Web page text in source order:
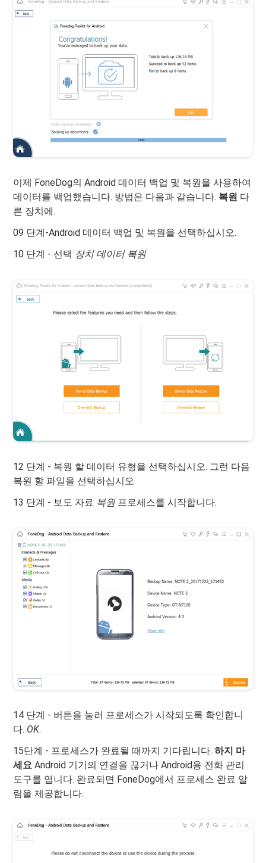
이제 FoneDog의 Android 데이터 백업 및 복원을 사용하여
데이터를 백업했습니다. 방법은 다음과 같습니다. 복원 다
른 장치에.
09 단계-Android 데이터 백업 및 복원을 선택하십시오.
10 단계 - 선택 장치 데이터 복원.
12 단계 - 복원 할 데이터 유형을 선택하십시오. 그런 다음
복원 할 파일을 선택하십시오.
13 단계 - 보도 자료 복원프로세스를 시작합니다.
14 단계 - 버튼을 눌러 프로세스가 시작되도록 확인합니
다. OK.
15단계 - 프로세스가 완료될 때까지 기다립니다.하지 마
세요 Android 기기의 연결을 끊거나 Android용 전화 관리
도구를 엽니다. 완료되면 FoneDog에서 프로세스 완료 알
림을 제공합니다.